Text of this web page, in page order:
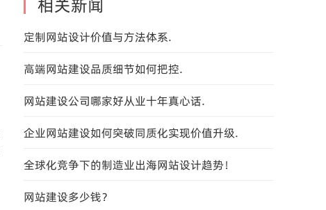
相关新闻
定制网站设计价值与方法体系.
高端网站建设品质细节如何把控.
网站建设公司哪家好从业十年真心话.
企业网站建设如何突破同质化实现价值升级.
全球化竞争下的制造业出海网站设计趋势！
网站建设多少钱？